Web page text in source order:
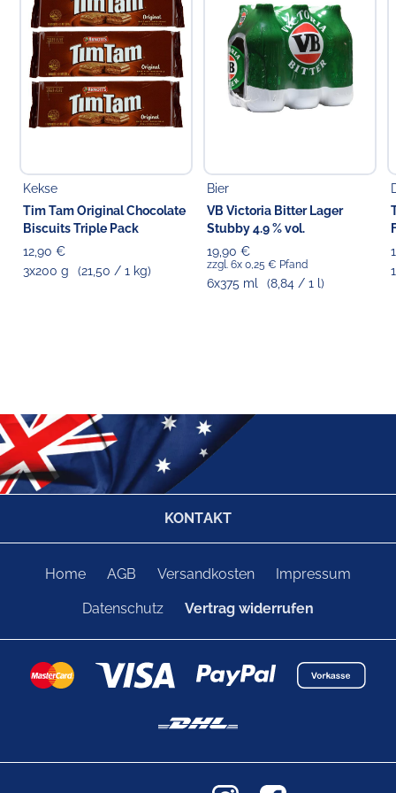
Verantwortlicher Lebensmittelunternehmer
Choppy's Food & Non-Food GmbH
Koldingstr. 1B
22769 Hamburg
Kekse
Tim Tam Original Chocolate
Biscuits Triple Pack
12,90 €
3x200 g
(21,50 / 1 kg)
Bier
VB Victoria Bitter Lager
Stubby 4.9 % vol.
19,90 €
zzgl. 6x 0,25 € Pfand
6x375 ml (8,84 / 1 l)
KONTAKT
Home AGB Versandkosten Impressum
Datenschutz Vertrag widerrufen